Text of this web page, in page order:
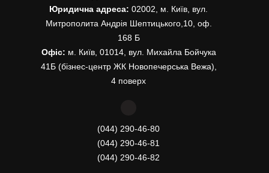
Юридична адреса: 02002, м. Київ, вул.
Митрополита Андрія Шептицького,10, оф.
168 Б
Офіс: м. Київ, 01014, вул. Михайла Бойчука
41Б (бізнес-центр ЖК Новопечерська Вежа),
4 поверх
(044) 290-46-80
(044) 290-46-81
(044) 290-46-82